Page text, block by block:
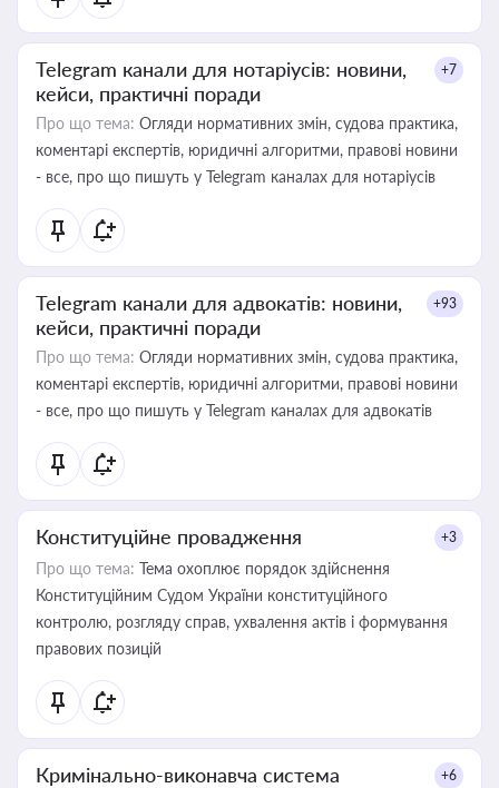
Telegram канали для нотаріусів: новини,
кейси, практичні поради
+7
Про що тема: Огляди нормативних змін, судова практика,
коментарі експертів, юридичні алгоритми, правові новини
- все, про що пишуть у Telegram каналах для нотаріусів
Telegram канали для адвокатів: новини,
кейси, практичні поради
+93
Про що тема: Огляди нормативних змін, судова практика,
коментарі експертів, юридичні алгоритми, правові новини
- все, про що пишуть у Telegram каналах для адвокатів
Конституційне провадження +3
Про що тема: Тема охоплює порядок здійснення
Конституційним Судом України конституційного
контролю, розгляду справ, ухвалення актів і формування
правових позицій
Кримінально-виконавча система +6